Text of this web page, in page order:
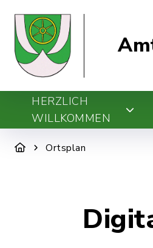
HERZLICH
WILLKOMMEN
Ortsplan